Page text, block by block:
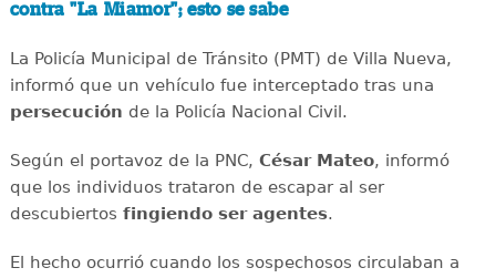
contra "La Miamor"; esto se sabe
La Policía Municipal de Tránsito (PMT) de Villa Nueva,
informó que un vehículo fue interceptado tras una
persecución de la Policía Nacional Civil.
Según el portavoz de la PNC, César Mateo, informó
que los individuos trataron de escapar al ser
descubiertos fingiendo ser agentes.
El hecho ocurrió cuando los sospechosos circulaban a